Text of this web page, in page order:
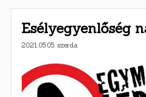
Esélyegyenlőség
2021.05.05. szerda